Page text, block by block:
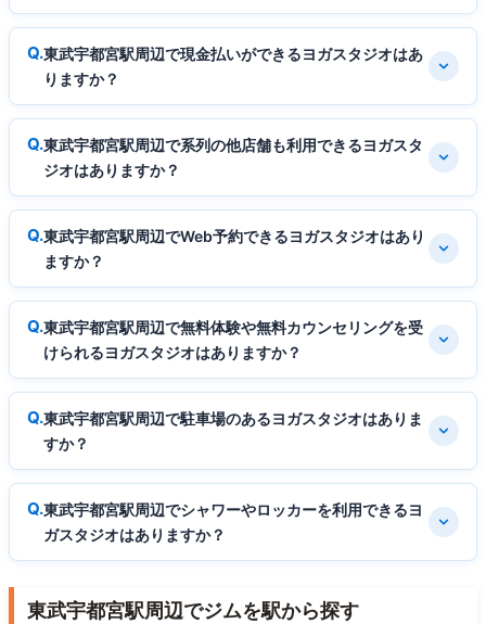
東武宇都宮駅周辺で現金払いができるヨガスタジオはあ
りますか？
東武宇都宮駅周辺で系列の他店舗も利用できるヨガスタ
ジオはありますか？
東武宇都宮駅周辺でWeb予約できるヨガスタジオはあり
ますか？
東武宇都宮駅周辺で無料体験や無料カウンセリングを受
けられるヨガスタジオはありますか？
東武宇都宮駅周辺で駐車場のあるヨガスタジオはありま
すか？
東武宇都宮駅周辺でシャワーやロッカーを利用できるヨ
ガスタジオはありますか？
東武宇都宮駅周辺でジムを駅から探す